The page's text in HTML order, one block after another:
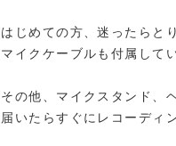
はじめての方、迷ったらと
マイクケーブルも付属して
その他、マイクスタンド、
届いたらすぐにレコーディ